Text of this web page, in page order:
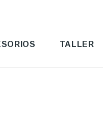
TALLER